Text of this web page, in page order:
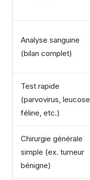
Analyse sanguine
(bilan complet)
Test rapide
(parvovirus, leucose
féline, etc.)
Chirurgie générale
simple (ex. tumeur
bénigne)